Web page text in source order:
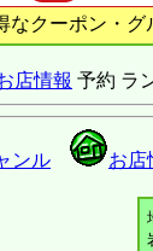
なクーポン・グ
店情報 予約 ラ
ンル お店